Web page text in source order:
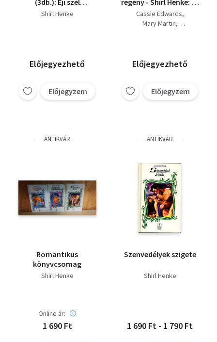
(3db.): Éji szél
asszonya +
Shirl Henke
Előjegyezhető
Előjegyzem
regény - Shirl Henke: Éji
szél asszonya + Shirl
Henke: Szenvedélyek
vad éden + Mary
Martin: Texasi angyal +
boldogság
Cassie Edwards
Mary Martin
Előjegyezhető
Előjegyzem
ANTIKVÁR
Romantikus
könyvcsomag
Shirl Henke
Online ár:
1 690 Ft
ANTIKVÁR
Szenvedélyek szigete
Shirl Henke
1 690 Ft - 1 790 Ft